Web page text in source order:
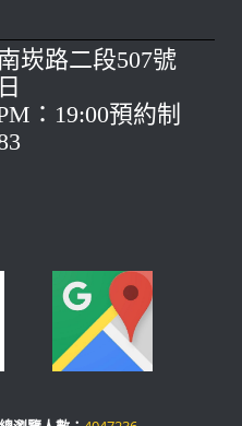
崁路二段507號
19:00預約制